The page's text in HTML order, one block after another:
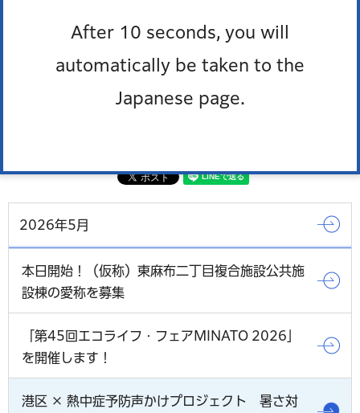
After 10 seconds, you will
automatically be taken to the
Japanese page.
電話番号：03-3578-2479
外国語対応が必要な人、通訳オペレーター、区の職員の
多言語対応三者通話サービス
2026年5月
本日開始！（仮称）東麻布二丁目複合施設公共施
設棟の愛称を募集
「第45回エコライフ・フェアMINATO 2026」
を開催します！
港区 × 熱中症予防声かけプロジェクト 暑さ対